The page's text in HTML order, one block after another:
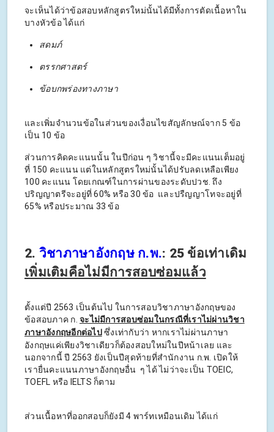
จะเห็นได้ว่าข้อสอบหลักสูตรใหม่นั้นได้มีทั้งการตัดเนื้อหาใน
บางหัวข้อ ได้แก่
สดมภ์
ตรรกศาสตร์
ข้อบกพร่องทางภาษา
และเพิ่มจำนวนข้อในส่วนของเงื่อนไขสัญลักษณ์จาก 5 ข้อ
เป็น 10 ข้อ
ส่วนการคิดคะแนนนั้น ในปีก่อน ๆ วิชานี้จะมีคะแนนเต็มอยู่
ที่ 150 คะแนน แต่ในหลักสูตรใหม่นั้นได้ปรับลดเหลือเพียง
100 คะแนน โดยเกณฑ์ในการผ่านของระดับปวช. ถึง
ปริญญาตรีจะอยู่ที่ 60% หรือ 30 ข้อ และปรืญญาโทจะอยู่ที่
65% หรือประมาณ 33 ข้อ
2. วิชาภาษาอังกฤษ ก.พ.: 25 ข้อเท่าเดิม
เพิ่มเติมคือไม่มีการสอบซ่อมแล้ว
ตั้งแต่ปี 2563 เป็นต้นไป ในการสอบวิชาภาษาอังกฤษของ
ข้อสอบภาค ก. จะไม่มีการสอบซ่อมในกรณีที่เราไม่ผ่านวิชา
ภาษาอังกฤษอีกต่อไปซึ่งเท่ากับว่า หากเราไม่ผ่านภาษา
อังกฤษแค่เพียงวิชาเดียวก็ต้องสอบใหม่ในปีหน้าเลย และ
นอกจากนี้ ปี 2563 ยังเป็นปีสุดท้ายที่สำนักงาน ก.พ. เปิดให้
เรายื่นคะแนนภาษาอังกฤษอื่น ๆ ได้ ไม่ว่าจะเป็น TOEIC,
TOEFL หรือ IELTS ก็ตาม
ส่วนเนื้อหาที่ออกสอบก็ยังมี 4 พาร์ทเหมือนเดิม ได้แก่